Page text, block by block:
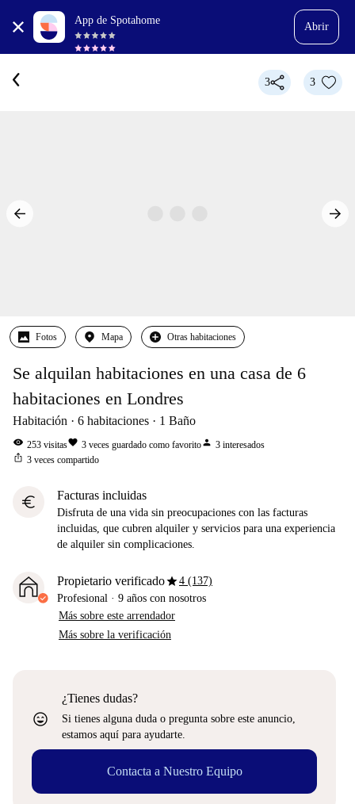
App de Spotahome
Abrir
3 3
Fotos Mapa Otras habitaciones
Se alquilan habitaciones en una casa de 6
habitaciones en Londres
Habitación 6 habitaciones 1 Baño
visibility 253 visitasfavorite 3 veces guardado como favoritoperson 3 interesados
ios_share 3 veces compartido
euro Facturas incluidas
Disfruta de una vida sin preocupaciones con las facturas
incluidas, que cubren alquiler y servicios para una experiencia
de alquiler sin complicaciones.
Propietario verificadostar4 (137)
Profesional · 9 años con nosotros
Más sobre este arrendador
Más sobre la verificación
sentiment_very_satisfied
¿Tienes dudas?
Si tienes alguna duda o pregunta sobre este anuncio,
estamos aquí para ayudarte.
Contacta a Nuestro Equipo